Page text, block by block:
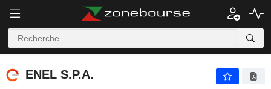
ENEL S.P.A.
ENEL S.P.A.